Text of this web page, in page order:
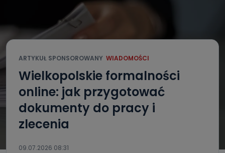
ARTYKUŁ SPONSOROWANY WIADOMOŚCI
Wielkopolskie formalności
online: jak przygotować
dokumenty do pracy i
zlecenia
09.07.2026 08:31